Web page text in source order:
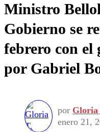
Deportes
Colo Colo
Motor
Torneo
Torneo
Noticias
Nacional
Vida
Ministro
Gobierno se
febrero con el
por Gabriel
por Gloria
enero 21,